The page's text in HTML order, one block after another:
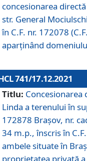
concesionarea
str. General
în C.F. nr. 172078
aparținând
741/17.12.2021
Titlu: Concesionarea
Linda a terenului în
172878 Brașov, nr.
34 m.p., înscris în
ambele situate în